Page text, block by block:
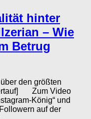
hinter
– Wie
Betrug
den größten
Zum Video
König“ und
auf der